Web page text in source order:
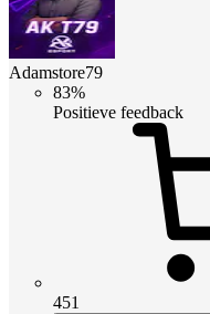
Adamstore79
83%
Positieve feedback
451